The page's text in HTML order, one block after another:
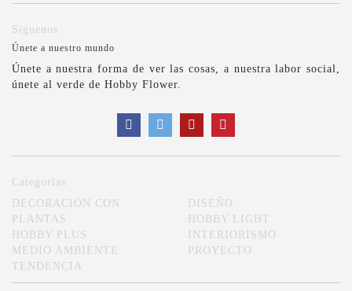
Síguenos
Únete a nuestro mundo
Únete a nuestra forma de ver las cosas, a nuestra labor social,
únete al verde de Hobby Flower.
Categorías
DECORACIÓN CON
PLANTAS
DISEÑO
HOBBY LIGHT
HOBBY PLUS
INTERIORISMO
MEDIO AMBIENTE
PROYECTO
TENDENCIA